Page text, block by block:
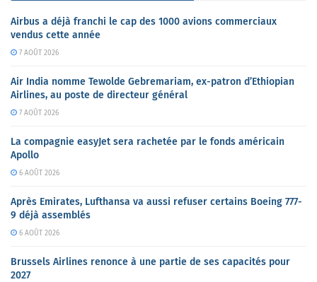
Airbus a déjà franchi le cap des 1000 avions commerciaux
vendus cette année
7 AOÛT 2026
Air India nomme Tewolde Gebremariam, ex-patron d’Ethiopian
Airlines, au poste de directeur général
7 AOÛT 2026
La compagnie easyJet sera rachetée par le fonds américain
Apollo
6 AOÛT 2026
Après Emirates, Lufthansa va aussi refuser certains Boeing 777-
9 déjà assemblés
6 AOÛT 2026
Brussels Airlines renonce à une partie de ses capacités pour
2027